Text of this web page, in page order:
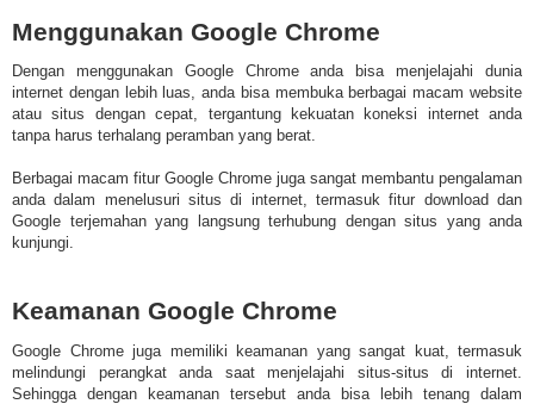
Menggunakan Google Chrome
Dengan menggunakan Google Chrome anda bisa menjelajahi dunia
internet dengan lebih luas, anda bisa membuka berbagai macam website
atau situs dengan cepat, tergantung kekuatan koneksi internet anda
tanpa harus terhalang peramban yang berat.
Berbagai macam fitur Google Chrome juga sangat membantu pengalaman
anda dalam menelusuri situs di internet, termasuk fitur download dan
Google terjemahan yang langsung terhubung dengan situs yang anda
kunjungi.
Keamanan Google Chrome
Google Chrome juga memiliki keamanan yang sangat kuat, termasuk
melindungi perangkat anda saat menjelajahi situs-situs di internet.
Sehingga dengan keamanan tersebut anda bisa lebih tenang dalam